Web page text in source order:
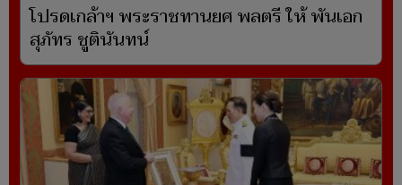
โปรดเกล้าฯ พระราชทานยศ พลตรี ให้ พันเอก
สุภัทร ชูตินันทน์